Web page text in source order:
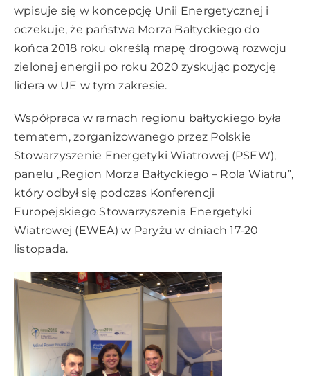
wpisuje się w koncepcję Unii Energetycznej i
oczekuje, że państwa Morza Bałtyckiego do
końca 2018 roku określą mapę drogową rozwoju
zielonej energii po roku 2020 zyskując pozycję
lidera w UE w tym zakresie.
Współpraca w ramach regionu bałtyckiego była
tematem, zorganizowanego przez Polskie
Stowarzyszenie Energetyki Wiatrowej (PSEW),
panelu „Region Morza Bałtyckiego – Rola Wiatru”,
który odbył się podczas Konferencji
Europejskiego Stowarzyszenia Energetyki
Wiatrowej (EWEA) w Paryżu w dniach 17-20
listopada.